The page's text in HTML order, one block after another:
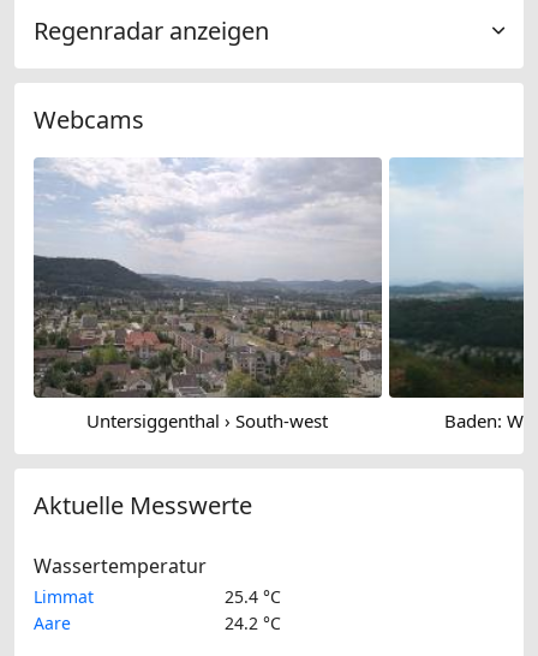
Regenradar anzeigen
Webcams
Untersiggenthal › South-west Baden:
Aktuelle Messwerte
Wassertemperatur
Limmat
25.4 °C
Aare
24.2 °C